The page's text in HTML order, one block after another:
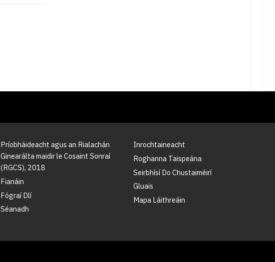
Príobháideacht agus an Rialachán
Ginearálta maidir le Cosaint Sonraí
(RGCS), 2018
Fianáin
Fógraí Dlí
Séanadh
Inrochtaineacht
Roghanna Taispeána
Seirbhísí Do Chustaiméirí
Gluais
Mapa Láithreáin